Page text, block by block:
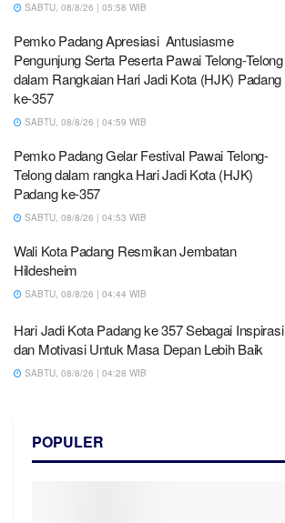
SABTU, 08/8/26 | 05:58 WIB
Pemko Padang Apresiasi Antusiasme
Pengunjung Serta Peserta Pawai Telong-Telong
dalam Rangkaian Hari Jadi Kota (HJK) Padang
ke-357
SABTU, 08/8/26 | 04:59 WIB
Pemko Padang Gelar Festival Pawai Telong-
Telong dalam rangka Hari Jadi Kota (HJK)
Padang ke-357
SABTU, 08/8/26 | 04:53 WIB
Wali Kota Padang Resmikan Jembatan
Hildesheim
SABTU, 08/8/26 | 04:44 WIB
Hari Jadi Kota Padang ke 357 Sebagai Inspirasi
dan Motivasi Untuk Masa Depan Lebih Baik
SABTU, 08/8/26 | 04:28 WIB
POPULER